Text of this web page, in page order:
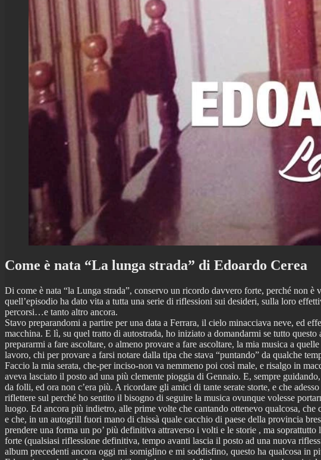
Come è nata “La lunga strada” di Edoardo Cerea
Di come è nata “la Lunga strada”, conservo un ricordo davvero forte, perché non è
quell’episodio ha dato vita a tutta una serie di riflessioni sui desideri, sulla loro
percorsi…e tanto altro ancora.
Stavo preparandomi a partire per una data a Ferrara, il cielo minacciava neve, ed
macchina. E lì, su quel tratto di autostrada, ho iniziato a domandarmi se tutto
prepararmi a fare ascoltare, o almeno provare a fare ascoltare, la mia musica a
lavoro, chi per provare a farsi notare dalla tipa che stava “puntando” da qualche
Faccio la mia serata, che-per inciso-non va nemmeno poi così male, e risalgo in
aveva lasciato il posto ad una più clemente pioggia di Gennaio. E, sempre
da folli, ed ora non c’era più. A ricordare gli amici di tante serate storte, e che
riflettere sul perché ho sentito il bisogno di seguire la musica ovunque volesse
luogo. Ed ancora più indietro, alle prime volte che cantando ottenevo qualcosa,
e che, in un autogrill fuori mano di chissà quale cacchio di paese della provincia
prendere una forma un po’ più definitiva attraverso i volti e le storie , ma
forte (qualsiasi riflessione definitiva, tempo avanti lascia il posto ad una nuova
album precedenti ancora oggi mi somiglino e mi soddisfino, questo ha qualcosa in